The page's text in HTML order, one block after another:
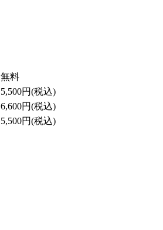
無料
5,500円(税込)
6,600円(税込)
5,500円(税込)